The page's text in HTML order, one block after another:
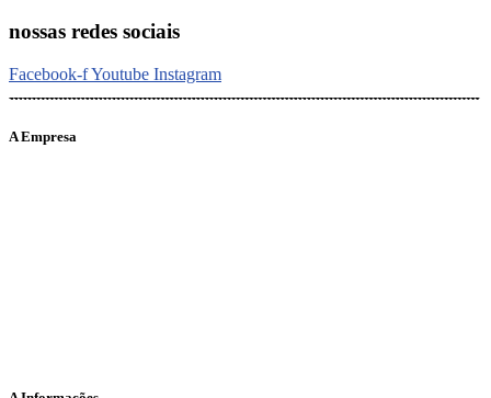
nossas redes sociais
Facebook-fYoutube Instagram
A Empresa